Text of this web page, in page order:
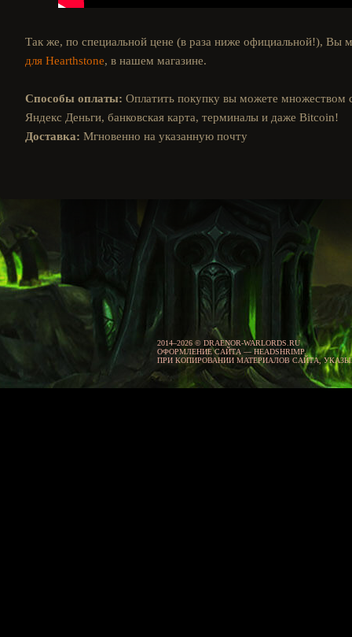
Так же, по специальной цене (в раза ниже официальной!), Вы
для Hearthstone, в нашем магазине.
Способы оплаты: Оплатить покупку вы можете
Яндекс Деньги, банковская карта, терминалы и даже Bitcoin!
Доставка: Мгновенно на указанную почту
2014–2026 © DRAENOR-WARLORDS.RU
ОФОРМЛЕНИЕ САЙТА — HEADSHRIMP.
ПРИ КОПИРОВАНИИ МАТЕРИАЛОВ САЙТА,